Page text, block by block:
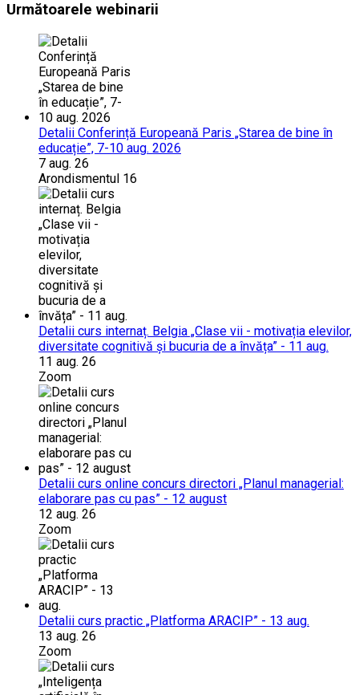
Următoarele webinarii
Detalii Conferință Europeană Paris „Starea de bine în
educație”, 7-10 aug. 2026
7 aug. 26
Arondismentul 16
Detalii curs internaț. Belgia „Clase vii - motivația elevilor,
diversitate cognitivă și bucuria de a învăța” - 11 aug.
11 aug. 26
Zoom
Detalii curs online concurs directori „Planul managerial:
elaborare pas cu pas” - 12 august
12 aug. 26
Zoom
Detalii curs practic „Platforma ARACIP” - 13 aug.
13 aug. 26
Zoom